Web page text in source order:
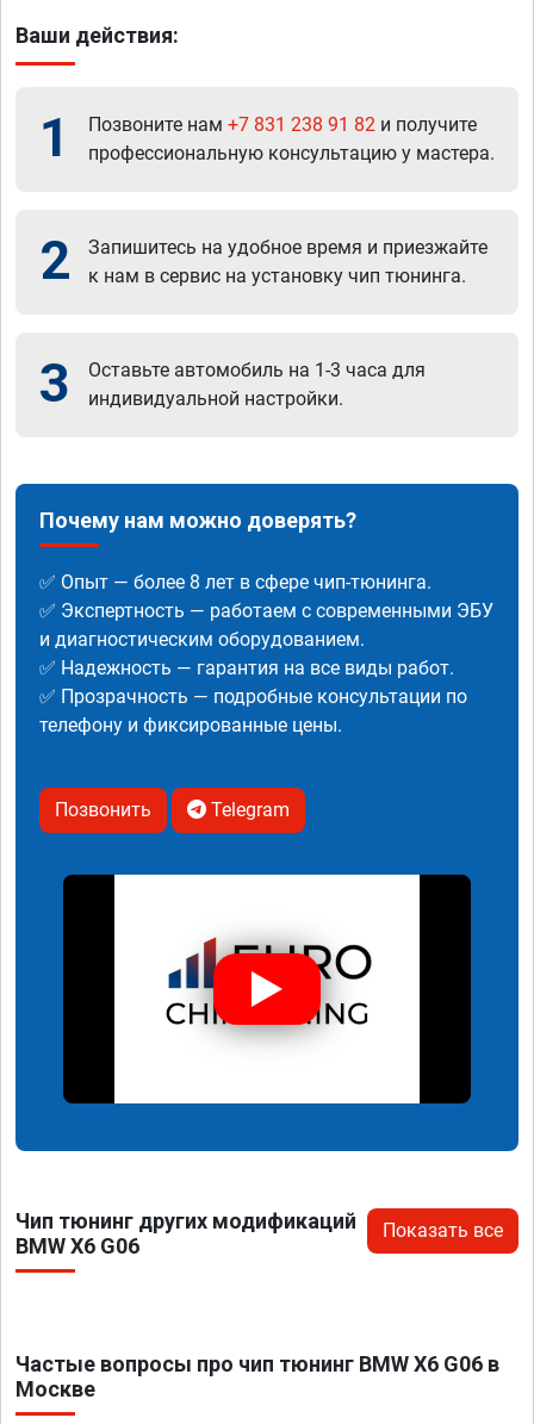
Ваши действия:
1 Позвоните нам +7 831 238 91 82 и получите
профессиональную консультацию у мастера.
2
Запишитесь на удобное время и приезжайте
к нам в сервис на установку чип тюнинга.
3
Оставьте автомобиль на 1-3 часа для
индивидуальной настройки.
Почему нам можно доверять?
✅ Опыт — более 8 лет в сфере чип-тюнинга.
✅ Экспертность — работаем с современными ЭБУ
и диагностическим оборудованием.
✅ Надежность — гарантия на все виды работ.
✅ Прозрачность — подробные консультации по
телефону и фиксированные цены.
Позвонить Telegram
Чип тюнинг других модификаций
BMW X6 G06
Показать все
Частые вопросы про чип тюнинг BMW X6 G06 в
Москве